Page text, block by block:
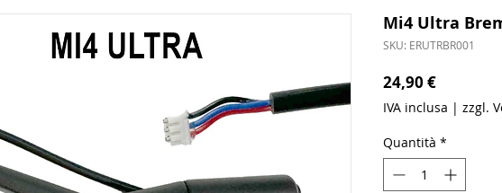
Mi4 Ultra
SKU: ERUTRBR001
24,90 €Prezzo
IVA inclusa | zzgl.
Quantità *